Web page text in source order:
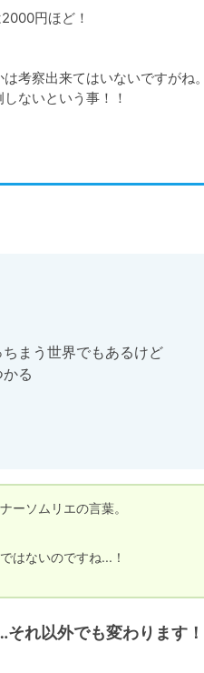
円ほど！
考察出来てはいないですがね。
ないという事！！
まう世界でもあるけど
る
ーソムリエの言葉。
はないのですね...！
れ以外でも変わります！